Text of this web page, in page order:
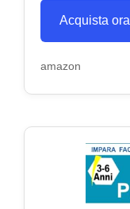
Acquista ora
amazon